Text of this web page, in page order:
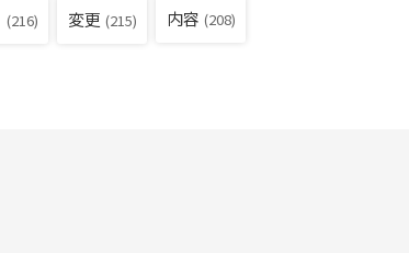
(216) 変更 (215) 内容 (208)